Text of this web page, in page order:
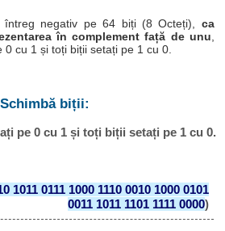
întreg negativ pe 64 biți (8 Octeți), ca
în complement față de unu,
0 cu 1 și toți biții setați pe 1 cu 0.
Schimbă biții:
pe 0 cu 1 și toți biții setați pe 1 cu 0.
1011 0111 1000 1110 0010 1000 0101
0011 1011 1101 1111 0000)